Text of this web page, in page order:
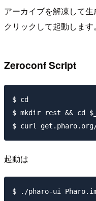
アーカイブを解凍して
クリックして起動します。
Zeroconf Script
$ cd
$ mkdir rest && cd $_
起動は